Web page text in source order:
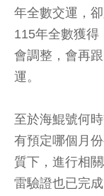
年全數交運，
115年全數獲得
會調整，會再
運。
至於海鯤號何
有預定哪個月
質下，進行相
雷驗證也已完